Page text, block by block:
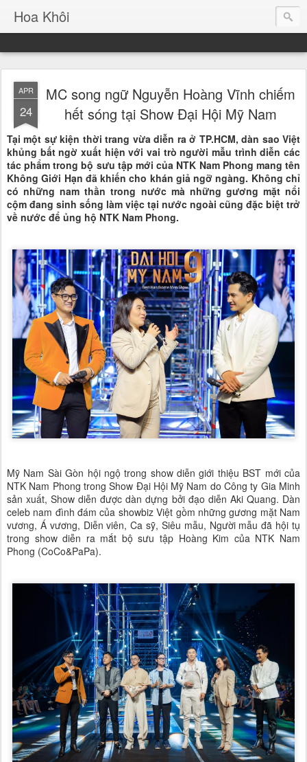
Hoa Khôi
APR
24
MC song ngữ Nguyễn Hoàng Vĩnh chiếm
hết sóng tại Show Đại Hội Mỹ Nam
Tại một sự kiện thời trang vừa diễn ra ở TP.HCM, dàn sao Việt
khủng bất ngờ xuất hiện với vai trò người mẫu trình diễn các
tác phẩm trong bộ sưu tập mới của NTK Nam Phong mang tên
Không Giới Hạn đã khiến cho khán giả ngỡ ngàng. Không chỉ
có những nam thần trong nước mà những gương mặt nổi
cộm đang sinh sống làm việc tại nước ngoài cũng đặc biệt trở
về nước để ủng hộ NTK Nam Phong.
Mỹ Nam Sài Gòn hội ngộ trong show diễn giới thiệu BST mới của
NTK Nam Phong trong Show Đại Hội Mỹ Nam do Công ty Gia Minh
sản xuất, Show diễn được dàn dựng bởi đạo diễn Aki Quang. Dàn
celeb nam đình đám của showbiz Việt gồm những gương mặt Nam
vương, Á vương, Diễn viên, Ca sỹ, Siêu mẫu, Người mẫu đã hội tụ
trong show diễn ra mắt bộ sưu tập Hoàng Kim của NTK Nam
Phong (CoCo&PaPa).